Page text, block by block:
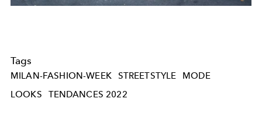
Tags
MILAN-FASHION-WEEK STREETSTYLE
MODE
LOOKS
TENDANCES 2022